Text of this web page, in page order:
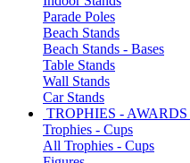
Parade Poles
Beach Stands
Beach Stands - Bases
Table Stands
Wall Stands
Car Stands
TROPHIES - AWARDS
Trophies - Cups
All Trophies - Cups